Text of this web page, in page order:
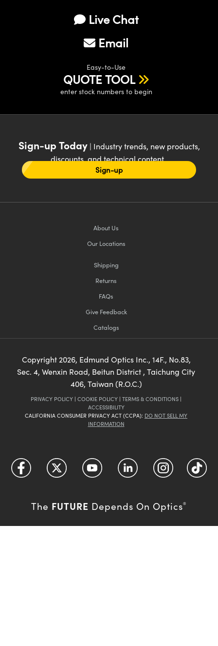
Live Chat
Email
Easy-to-Use
QUOTE TOOL
enter stock numbers to begin
Sign-up Today| Industry trends, new products,
discounts, and technical content
Sign-up
About Us
Our Locations
Shipping
Returns
FAQs
Give Feedback
Catalogs
Copyright 2026, Edmund Optics Inc., 14F., No.83,
Sec. 4, Wenxin Road, Beitun District , Taichung City
406, Taiwan (R.O.C.)
PRIVACY POLICY | COOKIE POLICY | TERMS & CONDITIONS |
ACCESSIBILITY
CALIFORNIA CONSUMER PRIVACY ACT (CCPA): DO NOT SELL MY
INFORMATION
The FUTURE Depends On Optics®